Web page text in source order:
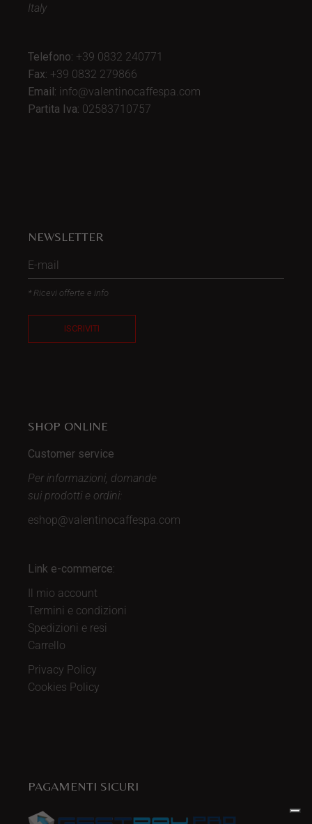
Italy
Telefono: +39 0832 240771
Fax: +39 0832 279866
Email: info@valentinocaffespa.com
Partita Iva: 02583710757
NEWSLETTER
* Ricevi offerte e info
ISCRIVITI
SHOP ONLINE
Customer service
Per informazioni, domande
sui prodotti e ordini:
eshop@valentinocaffespa.com
Link e-commerce:
Il mio account
Termini e condizioni
Spedizioni e resi
Carrello
Privacy Policy
Cookies Policy
PAGAMENTI SICURI